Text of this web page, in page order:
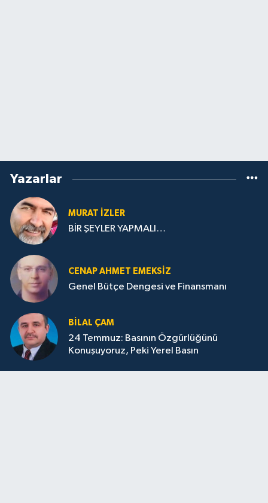
Yazarlar
MURAT İZLER
BİR ŞEYLER YAPMALI…
CENAP AHMET EMEKSİZ
Genel Bütçe Dengesi ve Finansmanı
BILAL ÇAM
24 Temmuz: Basının Özgürlüğünü
Konuşuyoruz, Peki Yerel Basın